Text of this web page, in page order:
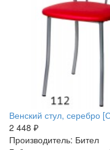
Венский стул, серебро
2 448 ₽
Производитель: Бител